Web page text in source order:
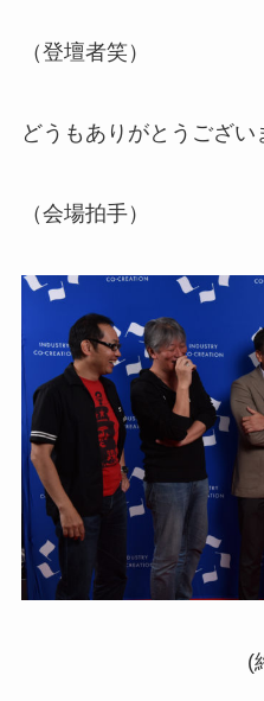
（登壇者笑）
どうもありがとうござい
（会場拍手）
(